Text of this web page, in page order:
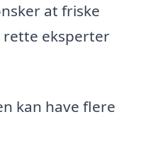
at friske
rette eksperter
kan have flere